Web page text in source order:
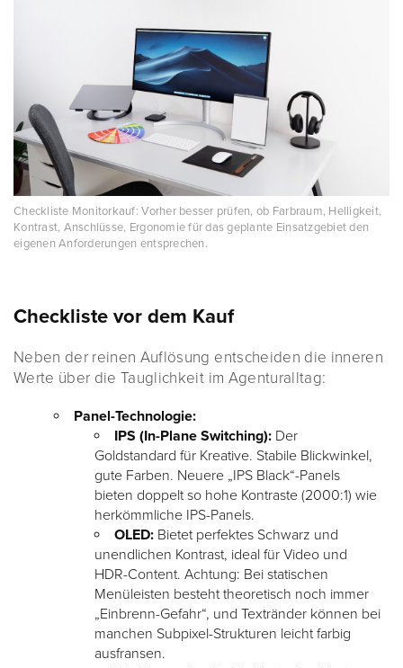
Checkliste Monitorkauf: Vorher besser prüfen, ob Farbraum, Helligkeit,
Kontrast, Anschlüsse, Ergonomie für das geplante Einsatzgebiet den
eigenen Anforderungen entsprechen.
Checkliste vor dem Kauf
Neben der reinen Auflösung entscheiden die inneren
Werte über die Tauglichkeit im Agenturalltag:
Panel-Technologie:
IPS (In-Plane Switching): Der
Goldstandard für Kreative. Stabile Blickwinkel,
gute Farben. Neuere „IPS Black“-Panels
bieten doppelt so hohe Kontraste (2000:1) wie
herkömmliche IPS-Panels.
OLED: Bietet perfektes Schwarz und
unendlichen Kontrast, ideal für Video und
HDR-Content. Achtung: Bei statischen
Menüleisten besteht theoretisch noch immer
„Einbrenn-Gefahr“, und Textränder können bei
manchen Subpixel-Strukturen leicht farbig
ausfransen.